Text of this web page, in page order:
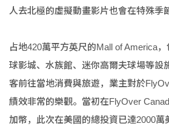
人去北極的虛擬動畫影片也會在特殊季
占地420萬平方英尺的Mall of America
球影城、水族館、迷你高爾夫球場等設
客前往當地消費與旅遊，業主對於
績效非常的樂觀。當初在FlyOver
加幣，此次在美國的總投資已達2000萬